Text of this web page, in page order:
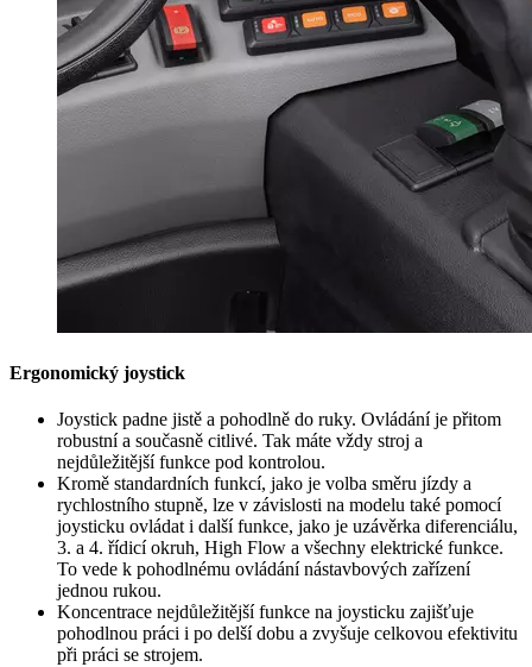
Ergonomický joystick
Joystick padne jistě a pohodlně do ruky. Ovládání je přitom
robustní a současně citlivé. Tak máte vždy stroj a
nejdůležitější funkce pod kontrolou.
Kromě standardních funkcí, jako je volba směru jízdy a
rychlostního stupně, lze v závislosti na modelu také pomocí
joysticku ovládat i další funkce, jako je uzávěrka diferenciálu,
3. a 4. řídicí okruh, High Flow a všechny elektrické funkce.
To vede k pohodlnému ovládání nástavbových zařízení
jednou rukou.
Koncentrace nejdůležitější funkce na joysticku zajišťuje
pohodlnou práci i po delší dobu a zvyšuje celkovou efektivitu
při práci se strojem.